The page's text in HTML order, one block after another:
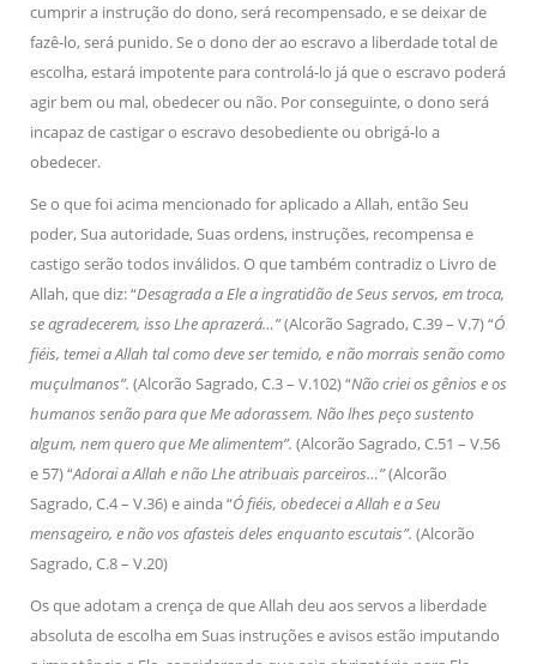
cumprir a instrução do dono, será recompensado, e se deixar de
fazê-lo, será punido. Se o dono der ao escravo a liberdade total de
escolha, estará impotente para controlá-lo já que o escravo poderá
agir bem ou mal, obedecer ou não. Por conseguinte, o dono será
incapaz de castigar o escravo desobediente ou obrigá-lo a
obedecer.
Se o que foi acima mencionado for aplicado a Allah, então Seu
poder, Sua autoridade, Suas ordens, instruções, recompensa e
castigo serão todos inválidos. O que também contradiz o Livro de
Allah, que diz: “Desagrada a Ele a ingratidão de Seus servos, em troca,
se agradecerem, isso Lhe aprazerá…”(Alcorão Sagrado, C.39 – V.7) “Ó
fiéis, temei a Allah tal como deve ser temido, e não morrais senão como
muçulmanos”. (Alcorão Sagrado, C.3 – V.102) “Não criei os gênios e os
humanos senão para que Me adorassem. Não lhes peço sustento
algum, nem quero que Me alimentem”. (Alcorão Sagrado, C.51 – V.56
e 57) “Adorai a Allah e não Lhe atribuais parceiros…”(Alcorão
Sagrado, C.4 – V.36) e ainda “Ó fiéis, obedecei a Allah e a Seu
mensageiro, e não vos afasteis deles enquanto escutais”. (Alcorão
Sagrado, C.8 – V.20)
Os que adotam a crença de que Allah deu aos servos a liberdade
absoluta de escolha em Suas instruções e avisos estão imputando